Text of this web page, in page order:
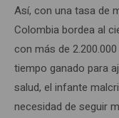
Así, con una tasa de
Colombia bordea al
con más de
tiempo ganado para
salud, el infante
necesidad de seguir